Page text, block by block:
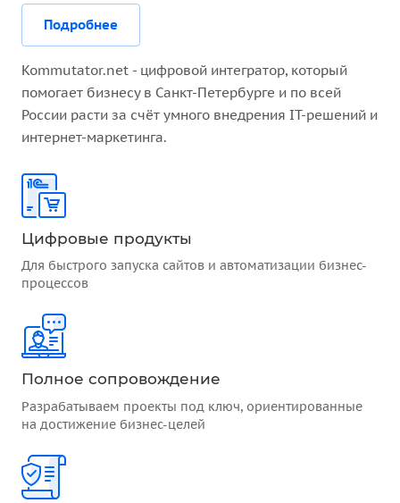
Подробнее
Kommutator.net - цифровой интегратор, который
помогает бизнесу в Санкт-Петербурге и по всей
России расти за счёт умного внедрения IT-решений и
интернет-маркетинга.
Цифровые продукты
Для быстрого запуска сайтов и автоматизации бизнес-
процессов
Полное сопровождение
Разрабатываем проекты под ключ, ориентированные
на достижение бизнес-целей